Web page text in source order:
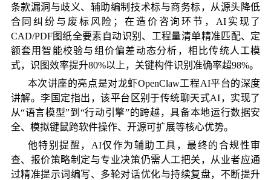
条款漏洞与歧义、辅助编制技术标与商务标，从源头降低
合同纠纷与废标风险；在造价咨询环节， AI实现了
CAD/PDF图纸全要素自动识别、工程量清单精准匹配、定
额套用智能校验与组价偏差动态分析，相比传统人工模
式，识图效率提升80%以上，关键构件识别准确率超98%。
本次讲座的亮点是对龙虾OpenClaw工程AI平台的深度
讲解。李国定指出，该平台区别于传统聊天式AI，实现了
从“语言模型”到“行动引擎”的跨越，具备本地运行数据安
全、模拟键鼠跨软件操作、开源可扩展等核心优势。
他特别提醒， AI仅作为辅助工具，最终的合规性审
查、报价策略制定与专业决策仍需人工把关，从业者应通
过精准提示词编写、多轮对话优化与持续复盘，不断提升